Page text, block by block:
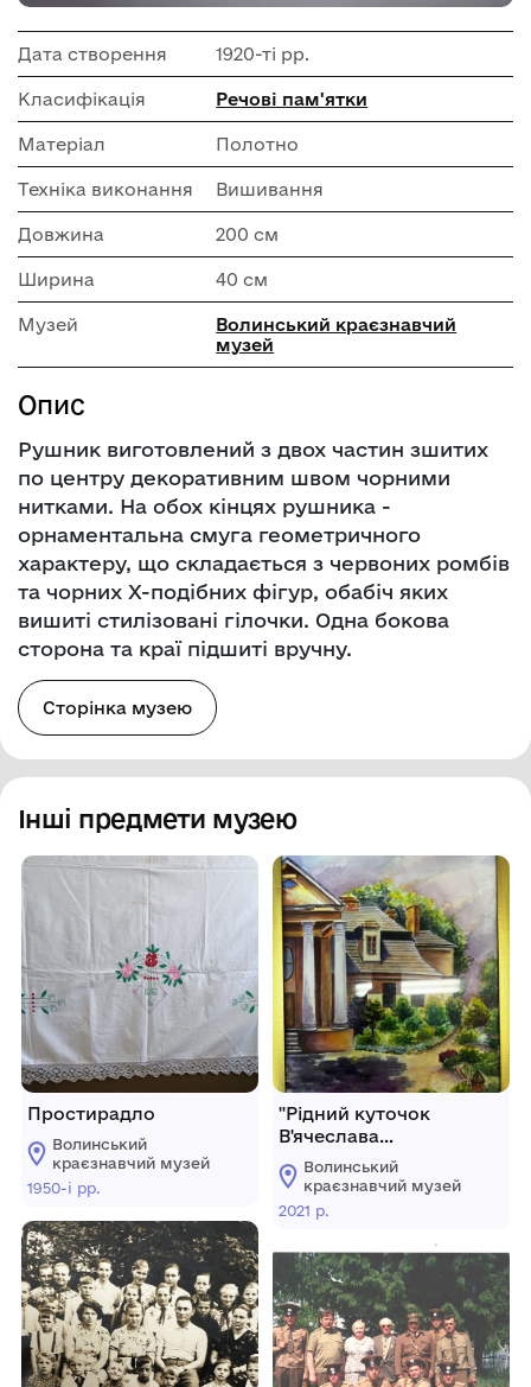
Дата створення 1920-ті рр.
Класифікація Речові пам'ятки
Матеріал Полотно
Техніка виконання Вишивання
Довжина 200 см
Ширина 40 см
Музей
Волинський краєзнавчий
музей
Опис
Рушник виготовлений з двох частин зшитих
по центру декоративним швом чорними
нитками. На обох кінцях рушника -
орнаментальна смуга геометричного
характеру, що складається з червоних ромбів
та чорних Х-подібних фігур, обабіч яких
вишиті стилізовані гілочки. Одна бокова
сторона та краї підшиті вручну.
Сторінка музею
Інші предмети музею
Простирадло
Волинський
краєзнавчий музей
1950-і рр.
"Рідний куточок
В'ячеслава
Липинського"
Волинський
краєзнавчий музей
2021 р.